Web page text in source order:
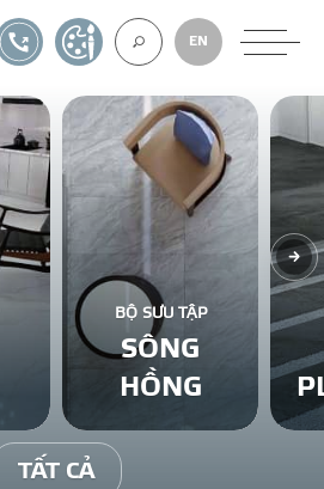
VỀ CHÚNG
GẠCH ỐP LÁT
BÊ TÔNG KHÍ
NGÓI LỢP
EN
1900561582TỰ THIẾT KẾ
BỘ SƯU TẬP
SÔNG
HỒNG
TẤT CẢ